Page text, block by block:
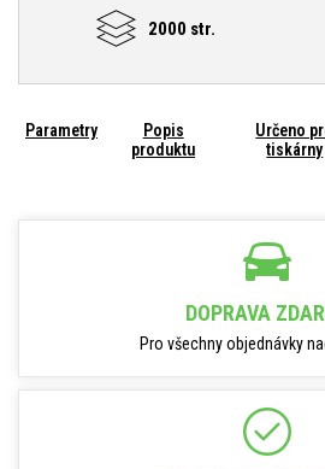
2000 str.
Parametry
Popis
produktu
Určeno
tiskárny
DOPRAVA
Pro všechny objednávky